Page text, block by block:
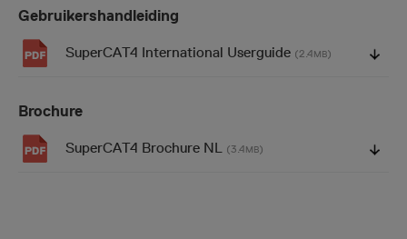
Gebruikershandleiding
SuperCAT4 International Userguide (2.4MB)
Brochure
SuperCAT4 Brochure NL (3.4MB)